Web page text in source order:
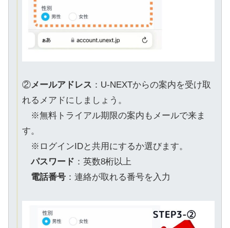
②メールアドレス ：U-NEXTからの案内を受け取
れるメアドにしましょう。
※無料トライアル期限の案内もメールで来ま
す。
※ログインIDと共用にするか選びます。
パスワード ：英数8桁以上
電話番号 ：連絡が取れる番号を入力